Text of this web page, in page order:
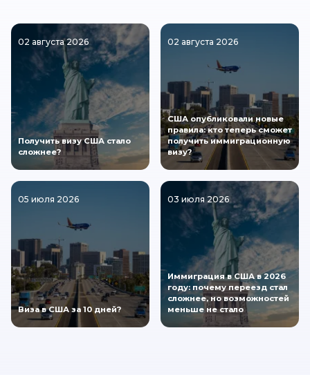
02 августа 2026
Получить визу США стало
сложнее?
02 августа 2026
США опубликовали новые
правила: кто теперь сможет
получить иммиграционную
визу?
05 июля 2026
Виза в США за 10 дней?
03 июля 2026
Иммиграция в США в 2026
году: почему переезд стал
сложнее, но возможностей
меньше не стало